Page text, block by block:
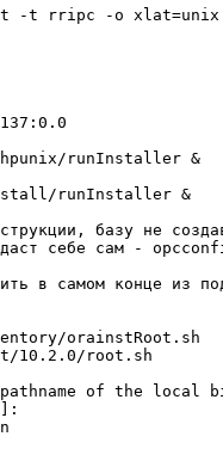
-t rripc -o xlat=unix /
hpunix/runInstaller &
runInstaller &
базу не
себе сам -
в самом конце из
orainstRoot.sh
10.2.0/root.sh
of the local